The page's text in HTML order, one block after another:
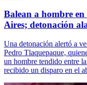
Balean a hombre en
Aires; detonación
Una detonación alertó a
Pedro Tlaquepaque,
un hombre tendido entre
recibido un disparo en el